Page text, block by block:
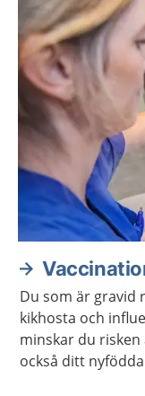
Du som är gravid
kikhosta och
minskar du
också ditt